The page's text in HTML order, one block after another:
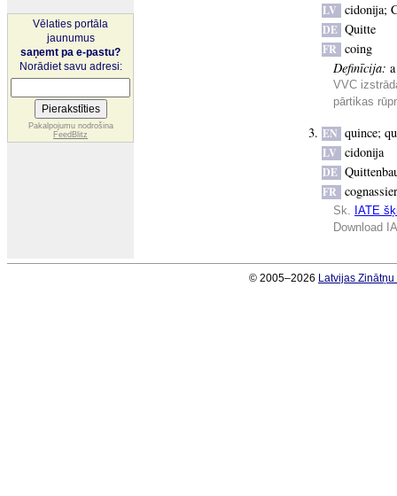
Vēlaties portāla
jaunumus
saņemt pa e-pastu?
Norādiet savu adresi:
Pakalpojumu nodrošina
FeedBlitz
LV cidonija;
DE Quitte
FR coing
Definīcija:
VVC
pārtikas
EN quince;
LV cidonija
DE
FR cognassier
Sk. IATE
Download
© 2005–2026 Latvijas